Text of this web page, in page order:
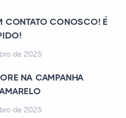
CONTATO CONOSCO! É
de 2025
NA CAMPANHA
de 2025